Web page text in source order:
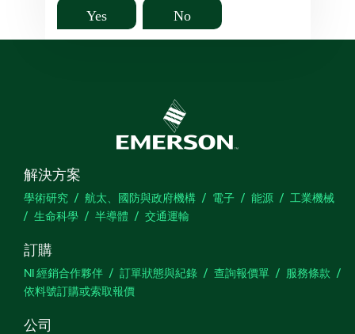
Yes No
解決方案
學術研究 航太、國防與政府機構 電子 能源
工業機械
生命科學
半導體 交通運輸
訂購
NI 經銷合作夥伴 訂單狀態與紀錄 查詢報價單
服務條款
依料號訂購或索取報價
公司